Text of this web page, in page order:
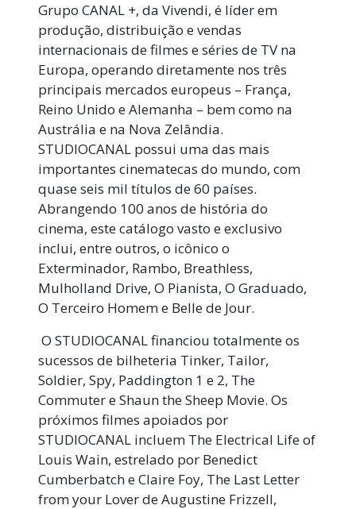
Grupo CANAL +, da Vivendi, é líder em
produção, distribuição e vendas
internacionais de filmes e séries de TV na
Europa, operando diretamente nos três
principais mercados europeus – França,
Reino Unido e Alemanha – bem como na
Austrália e na Nova Zelândia.
STUDIOCANAL possui uma das mais
importantes cinematecas do mundo, com
quase seis mil títulos de 60 países.
Abrangendo 100 anos de história do
cinema, este catálogo vasto e exclusivo
inclui, entre outros, o icônico o
Exterminador, Rambo, Breathless,
Mulholland Drive, O Pianista, O Graduado,
O Terceiro Homem e Belle de Jour.
O STUDIOCANAL financiou totalmente os
sucessos de bilheteria Tinker, Tailor,
Soldier, Spy, Paddington 1 e 2, The
Commuter e Shaun the Sheep Movie. Os
próximos filmes apoiados por
STUDIOCANAL incluem The Electrical Life of
Louis Wain, estrelado por Benedict
Cumberbatch e Claire Foy, The Last Letter
from your Lover de Augustine Frizzell,